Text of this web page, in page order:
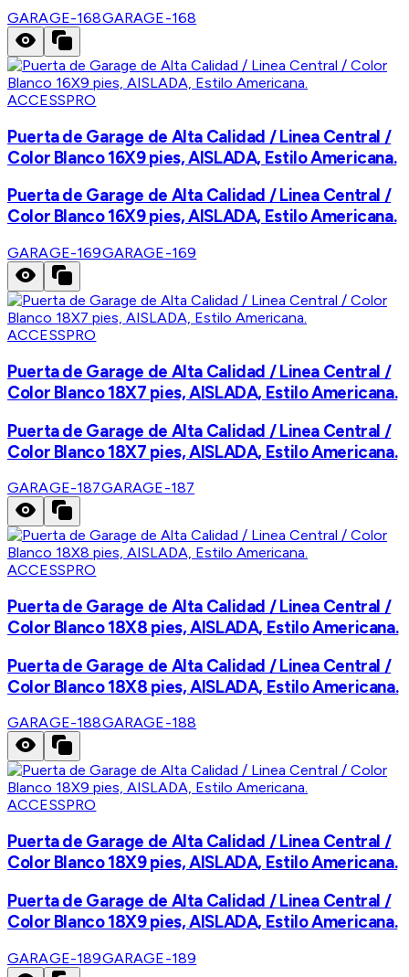
GARAGE-168GARAGE-168
ACCESSPRO
Puerta de Garage de Alta Calidad / Linea Central /
Color Blanco 16X9 pies, AISLADA, Estilo Americana.
Puerta de Garage de Alta Calidad / Linea Central /
Color Blanco 16X9 pies, AISLADA, Estilo Americana.
GARAGE-169GARAGE-169
ACCESSPRO
Puerta de Garage de Alta Calidad / Linea Central /
Color Blanco 18X7 pies, AISLADA, Estilo Americana.
Puerta de Garage de Alta Calidad / Linea Central /
Color Blanco 18X7 pies, AISLADA, Estilo Americana.
GARAGE-187GARAGE-187
ACCESSPRO
Puerta de Garage de Alta Calidad / Linea Central /
Color Blanco 18X8 pies, AISLADA, Estilo Americana.
Puerta de Garage de Alta Calidad / Linea Central /
Color Blanco 18X8 pies, AISLADA, Estilo Americana.
GARAGE-188GARAGE-188
ACCESSPRO
Puerta de Garage de Alta Calidad / Linea Central /
Color Blanco 18X9 pies, AISLADA, Estilo Americana.
Puerta de Garage de Alta Calidad / Linea Central /
Color Blanco 18X9 pies, AISLADA, Estilo Americana.
GARAGE-189GARAGE-189